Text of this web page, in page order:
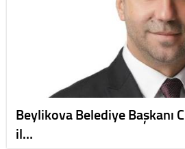
Beylikova Belediye Başkanı
il…